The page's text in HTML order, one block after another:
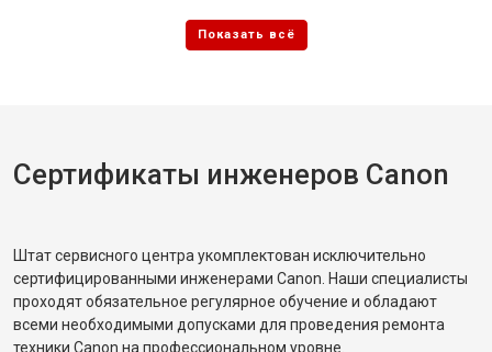
Сертификаты инженеров Canon
Штат сервисного центра укомплектован исключительно
сертифицированными инженерами Canon. Наши специалисты
проходят обязательное регулярное обучение и обладают
всеми необходимыми допусками для проведения ремонта
техники Canon на профессиональном уровне.